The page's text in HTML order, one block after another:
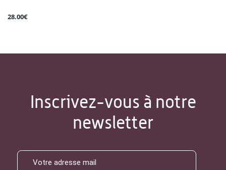
28.00€
Inscrivez-vous à notre
newsletter